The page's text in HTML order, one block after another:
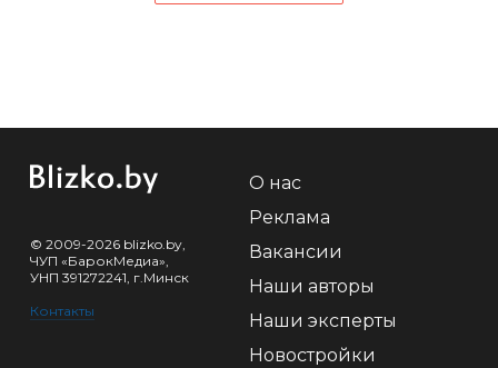
© 2009-2026 blizko.by,
ЧУП «БарокМедиа»,
УНП 391272241, г.Минск
Контакты
О нас
Реклама
Вакансии
Наши авторы
Наши эксперты
Новостройки